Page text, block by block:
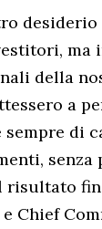
ma
della
a
di
Chief